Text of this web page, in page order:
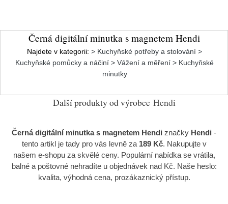
Černá digitální minutka s magnetem Hendi
Najdete v kategorii: > Kuchyňské potřeby a stolování >
Kuchyňské pomůcky a náčiní > Vážení a měření > Kuchyňské
minutky
Další produkty od výrobce Hendi
Černá digitální minutka s magnetem Hendi značky Hendi -
tento artikl je tady pro vás levně za 189 Kč. Nakupujte v
našem e-shopu za skvělé ceny. Populární nabídka se vrátila,
balné a poštovné nehradíte u objednávek nad Kč. Naše heslo:
kvalita, výhodná cena, prozákaznický přístup.